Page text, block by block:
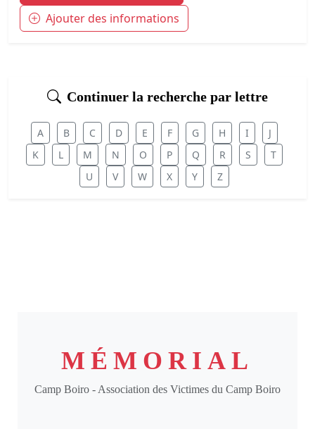
Ajouter des informations
Continuer la recherche par lettre
A B C D E F G H I
J
K
L M N O P Q R S
T
U
V W X Y Z
MÉMORIAL
Camp Boiro - Association des Victimes du Camp Boiro